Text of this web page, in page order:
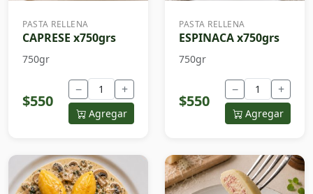
PASTA RELLENA
CAPRESE x750grs
750gr
$550
− +
Agregar
PASTA RELLENA
ESPINACA x750grs
750gr
$550
− +
Agregar